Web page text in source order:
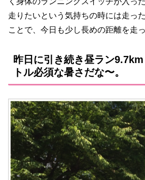
走りたいという気持ちの時には走っ
ことで、今日も少し長めの距離を走
昨日に引き続き昼ラン
トル必須な暑さだな〜。